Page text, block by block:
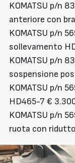
KOMATSU p/n
anteriore con
KOMATSU p/n
sollevamento
KOMATSU p/n
sospensione
KOMATSU p/n
HD465-7 €
KOMATSU p/n
ruota con